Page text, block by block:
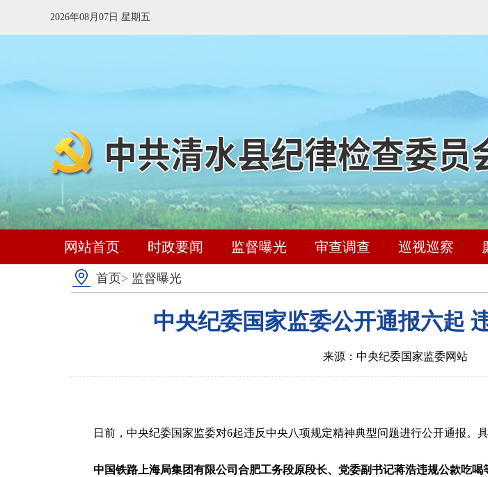
2026年08月07日 星期五
网站首页 时政要闻 监督曝光 审查调查 巡视巡察
首页> 监督曝光
中央纪委国家监委公开通报六起
来源：中央纪委国家监委网站
日前，中央纪委国家监委对6起违反中央八项规定精神典型问题进行公开通报。具
中国铁路上海局集团有限公司合肥工务段原段长、党委副书记蒋浩违规公款吃喝